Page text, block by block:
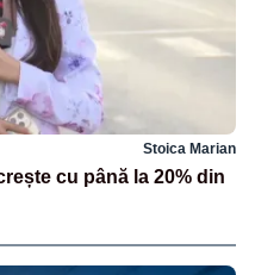
Stoica Marian
cu până la 20% din